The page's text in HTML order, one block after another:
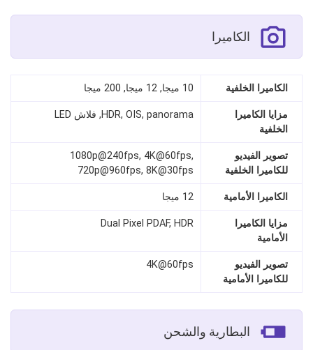
الكاميرا
الكاميرا الخلفية 10 ميجا, 12 ميجا, 200 ميجا
مزايا الكاميرا
الخلفية
HDR, OIS, panorama, فلاش LED
تصوير الفيديو
للكاميرا الخلفية
1080p@240fps, 4K@60fps,
720p@960fps, 8K@30fps
الكاميرا الأمامية 12 ميجا
مزايا الكاميرا
الأمامية
Dual Pixel PDAF, HDR
تصوير الفيديو
للكاميرا الأمامية
4K@60fps
البطارية والشحن